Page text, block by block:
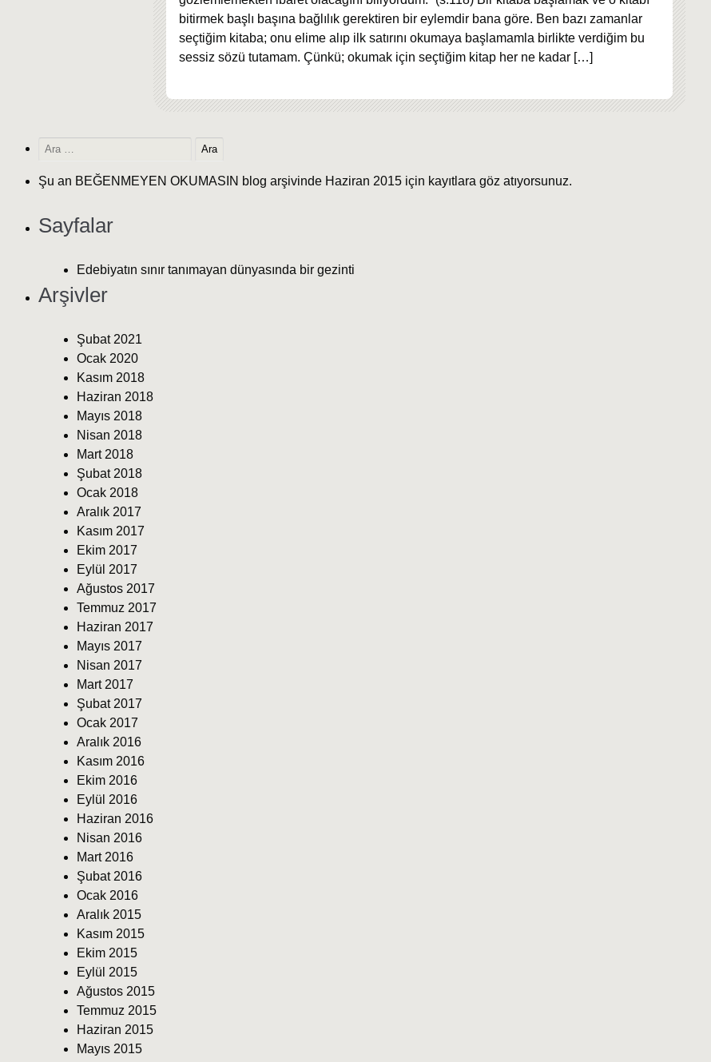
bitirmek başlı başına bağlılık gerektiren bir eylemdir bana göre. Ben bazı zamanlar
seçtiğim kitaba; onu elime alıp ilk satırını okumaya başlamamla birlikte verdiğim bu
sessiz sözü tutamam. Çünkü; okumak için seçtiğim kitap her ne kadar […]
Şu an BEĞENMEYEN OKUMASIN blog arşivinde Haziran 2015 için kayıtlara göz atıyorsunuz.
Sayfalar
Edebiyatın sınır tanımayan dünyasında bir gezinti
Arşivler
Şubat 2021
Ocak 2020
Kasım 2018
Haziran 2018
Mayıs 2018
Nisan 2018
Mart 2018
Şubat 2018
Ocak 2018
Aralık 2017
Kasım 2017
Ekim 2017
Eylül 2017
Ağustos 2017
Temmuz 2017
Haziran 2017
Mayıs 2017
Nisan 2017
Mart 2017
Şubat 2017
Ocak 2017
Aralık 2016
Kasım 2016
Ekim 2016
Eylül 2016
Haziran 2016
Nisan 2016
Mart 2016
Şubat 2016
Ocak 2016
Aralık 2015
Kasım 2015
Ekim 2015
Eylül 2015
Ağustos 2015
Temmuz 2015
Haziran 2015
Mayıs 2015